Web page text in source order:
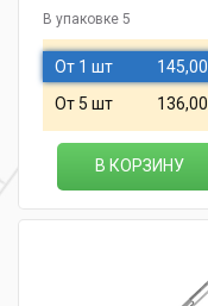
В упаковке 5
От 1 шт 145,00
От 5 шт 136,00
В КОРЗИНУ